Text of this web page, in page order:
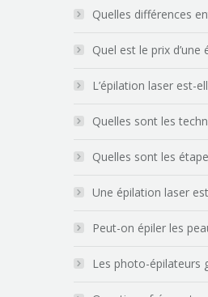
Quelles différences
Quel est le prix d’une
L’épilation laser est-
Quelles sont les
Quelles sont les
Une épilation laser
Peut-on épiler les
Les photo-épilateurs